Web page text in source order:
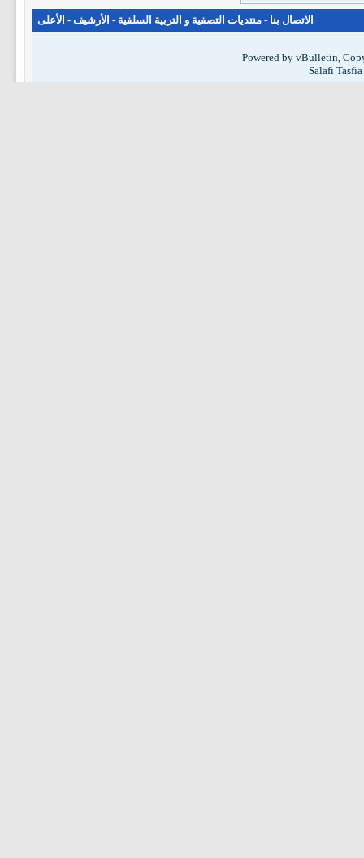
الاتصال بنا - منتديات التصفية و التربية السلفية - الأرشيف - الأعلى
Powered by vBulletin,
Salafi